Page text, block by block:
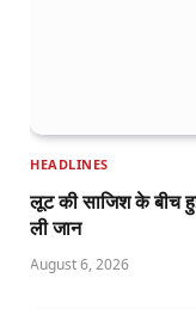
HEADLINES
लूट की साजिश के बीच
ली जान
August 6, 2026